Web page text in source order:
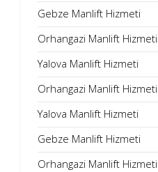
Gebze Manlift Hizmeti
Orhangazi Manlift Hizmeti
Yalova Manlift Hizmeti
Orhangazi Manlift Hizmeti
Yalova Manlift Hizmeti
Gebze Manlift Hizmeti
Orhangazi Manlift Hizmeti